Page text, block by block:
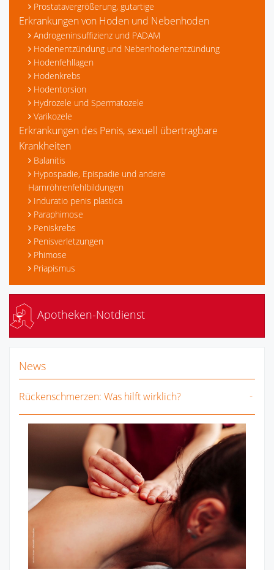
Prostatavergrößerung, gutartige
Erkrankungen von Hoden und Nebenhoden
Androgeninsuffizienz und PADAM
Hodenentzündung und Nebenhodenentzündung
Hodenfehllagen
Hodenkrebs
Hodentorsion
Hydrozele und Spermatozele
Varikozele
Erkrankungen des Penis, sexuell übertragbare
Krankheiten
Balanitis
Hypospadie, Epispadie und andere
Harnröhrenfehlbildungen
Induratio penis plastica
Paraphimose
Peniskrebs
Penisverletzungen
Phimose
Priapismus
Apotheken-Notdienst
News
Rückenschmerzen: Was hilft wirklich?